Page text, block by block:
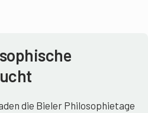
die Bieler Philosophietage